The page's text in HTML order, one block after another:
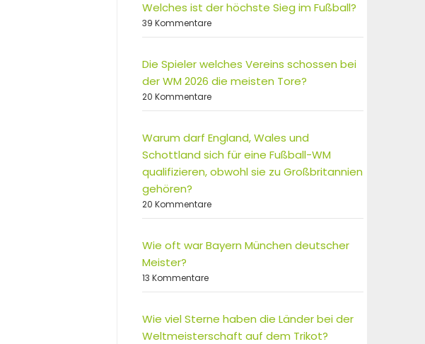
Welches ist der höchste Sieg im Fußball?
39 Kommentare
Die Spieler welches Vereins schossen bei
der WM 2026 die meisten Tore?
20 Kommentare
Warum darf England, Wales und
Schottland sich für eine Fußball-WM
qualifizieren, obwohl sie zu Großbritannien
gehören?
20 Kommentare
Wie oft war Bayern München deutscher
Meister?
13 Kommentare
Wie viel Sterne haben die Länder bei der
Weltmeisterschaft auf dem Trikot?